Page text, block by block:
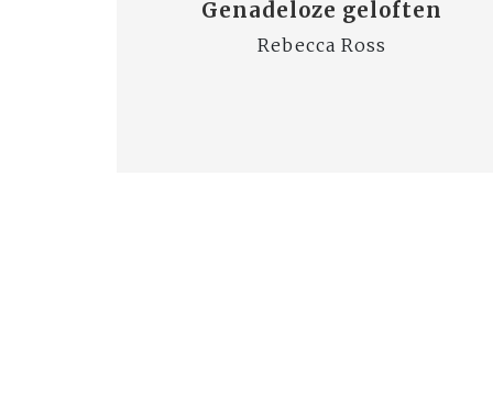
Genadeloze geloften
Rebecca Ross